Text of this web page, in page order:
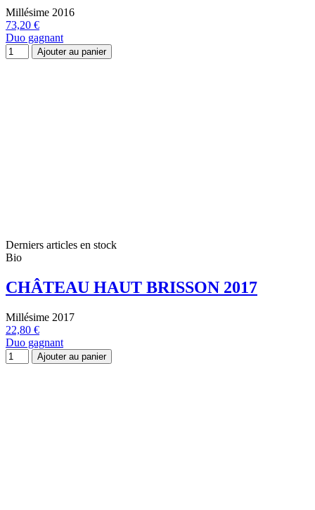
Millésime 2016
73,20 €
Duo gagnant
Ajouter au panier
Derniers articles en stock
Bio
CHÂTEAU HAUT BRISSON 2017
Millésime 2017
22,80 €
Duo gagnant
Ajouter au panier